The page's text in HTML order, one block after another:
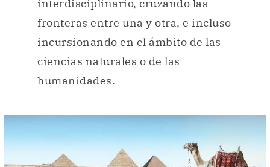
humanidades.
En tanto ciencia social, la historia estudia los hechos y